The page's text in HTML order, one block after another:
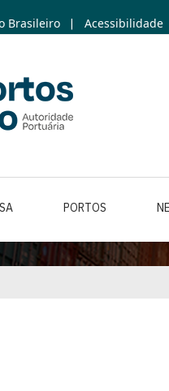
Brasileiro | Acessibilidade
PORTOS